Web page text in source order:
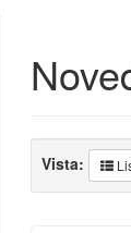
Vista: